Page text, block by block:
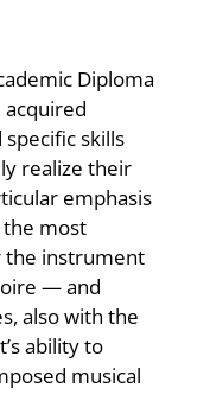
Diploma
acquired
skills
realize their
emphasis
the most
instrument
— and
also with the
ability to
musical